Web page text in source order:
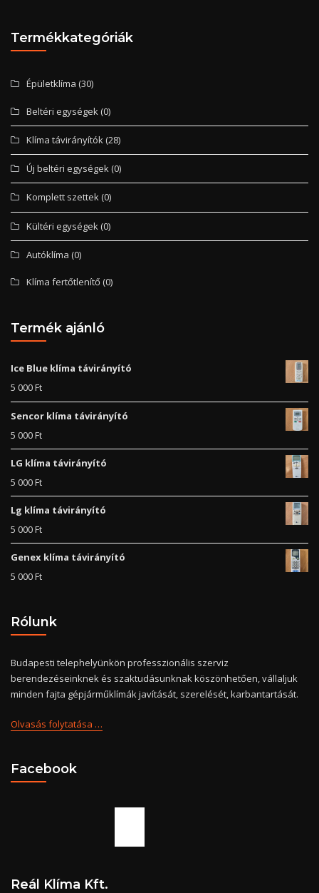
Termékkategóriák
Épületklíma (30)
Beltéri egységek (0)
Klíma távirányítók (28)
Új beltéri egységek (0)
Komplett szettek (0)
Kültéri egységek (0)
Autóklíma (0)
Klíma fertőtlenítő (0)
Termék ajánló
Ice Blue klíma távirányító
5 000Ft
Sencor klíma távirányító
5 000Ft
LG klíma távirányító
5 000Ft
Lg klíma távirányító
5 000Ft
Genex klíma távirányító
5 000Ft
Rólunk
Budapesti telephelyünkön professzionális szerviz
berendezéseinknek és szaktudásunknak köszönhetően, vállaljuk
minden fajta gépjárműklímák javítását, szerelését, karbantartását.
Olvasás folytatása …
Facebook
Reál Klíma Kft.